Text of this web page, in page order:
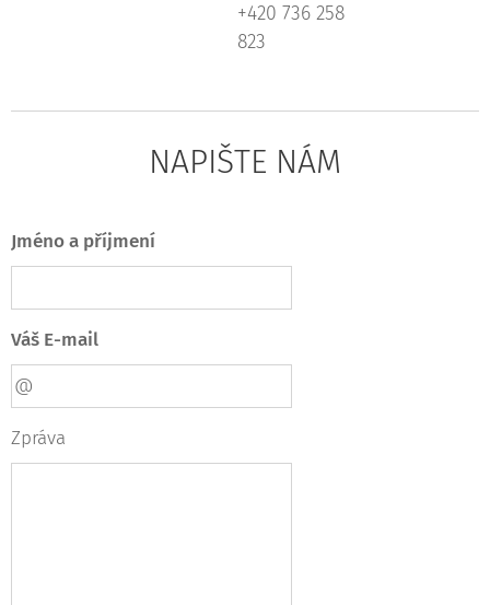
+420 736 258
823
NAPIŠTE NÁM
Jméno a příjmení
Váš E-mail
Zpráva